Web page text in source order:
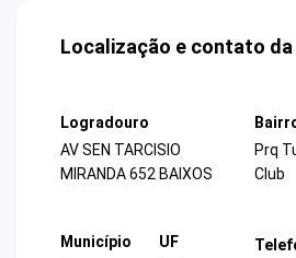
Localização e contato da
Logradouro
AV SEN TARCISIO
MIRANDA 652 BAIXOS
Prq
Club
Município
UF